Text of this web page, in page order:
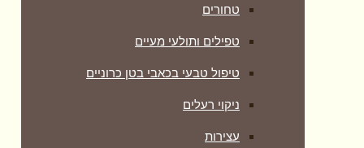
טחורים
טפילים ותולעי מעיים
טיפול טבעי בכאבי בטן כרוניים
ניקוי רעלים
עצירות